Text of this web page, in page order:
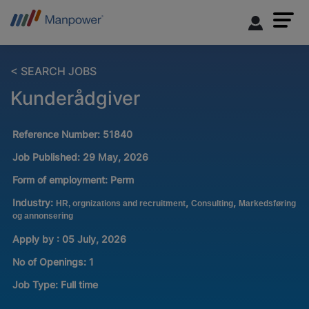
< SEARCH JOBS
Kunderådgiver
Reference Number: 51840
Job Published: 29 May, 2026
Form of employment: Perm
Industry: HR, orgnizations and recruitment, Consulting, Markedsføring
og annonsering
Apply by : 05 July, 2026
No of Openings: 1
Job Type: Full time